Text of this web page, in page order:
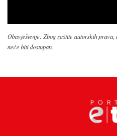
Obavještenje: Zbog zaštite autorskih
neće biti dostupan.